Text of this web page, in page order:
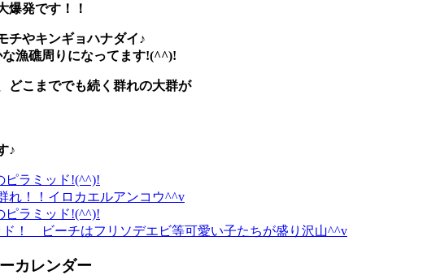
爆発です！！
チやキンギョハナダイ♪
漁礁周りになってます!(^^)!
どこまででも続く群れの大群が
♪
れ！！イロカエルアンコウ^^v
ド！ ビーチはフリソデエビ等可愛い子たちが盛り沢山^^v
カレンダー